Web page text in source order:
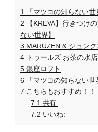
1
「マツコの知らない世
2 【KREVA】行きつけ
ない世界】
3 MARUZEN & ジュン
4 トゥールズ お茶の水店
5 銀座ロフト
6 「マツコの知らない
7 こちらもおすすめ！！
7.1 共有:
7.2 いいね: